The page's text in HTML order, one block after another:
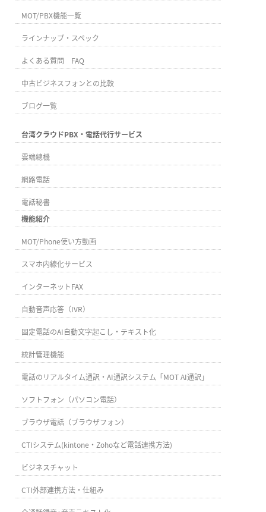
MOT/PBX機能一覧
ラインナップ・スペック
よくある質問 FAQ
中古ビジネスフォンとの比較
ブログ一覧
台湾クラウドPBX・電話代行サービス
雲端總機
網路電話
電話秘書
機能紹介
MOT/Phone使い方動画
スマホ内線化サービス
インターネットFAX
自動音声応答（IVR）
固定電話のAI自動文字起こし・テキスト化
統計管理機能
電話のリアルタイム通訳・AI通訳システム「MOT AI通訳」
ソフトフォン（パソコン電話）
ブラウザ電話（ブラウザフォン）
CTIシステム(kintone・Zohoなど電話連携方法)
ビジネスチャット
CTI外部連携方法・仕組み